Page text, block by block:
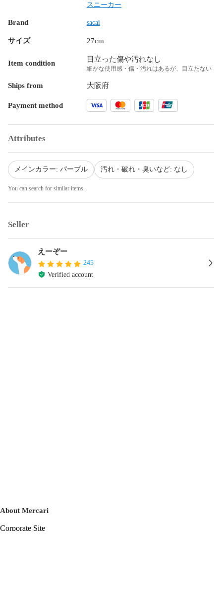
スニーカー
Brand sacai
サイズ 27cm
Item condition 目立った傷や汚れなし
細かな使用感・傷・汚れはあるが、目立たない
Ships from 大阪府
Payment method
Attributes
メインカラー: パープル 汚れ・破れ・臭いなど: なし
You can search for similar items.
Seller
えーぞー
245
Verified account
About Mercari
Corporate Site